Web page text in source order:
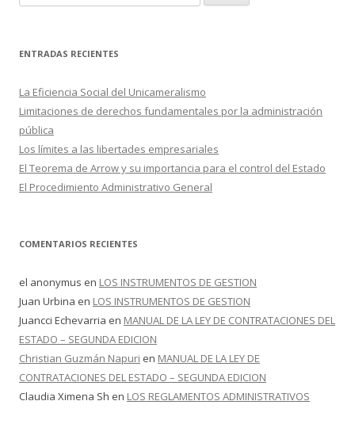
u
c
r
:
ENTRADAS RECIENTES
La Eficiencia Social del Unicameralismo
Limitaciones de derechos fundamentales por la administración
pública
Los límites a las libertades empresariales
El Teorema de Arrow y su importancia para el control del Estado
El Procedimiento Administrativo General
COMENTARIOS RECIENTES
el anonymus en LOS INSTRUMENTOS DE GESTION
Juan Urbina en LOS INSTRUMENTOS DE GESTION
Juancci Echevarria en MANUAL DE LA LEY DE CONTRATACIONES DEL
ESTADO – SEGUNDA EDICION
Christian Guzmán Napuri en MANUAL DE LA LEY DE
CONTRATACIONES DEL ESTADO – SEGUNDA EDICION
Claudia Ximena Sh en LOS REGLAMENTOS ADMINISTRATIVOS